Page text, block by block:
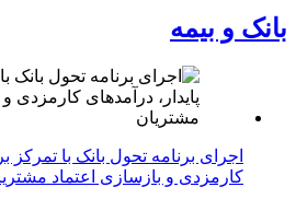
بانک و بیمه
اجرای برنامه تحول بانک با تمرکز
کارمزدی و بازسازی اعتماد